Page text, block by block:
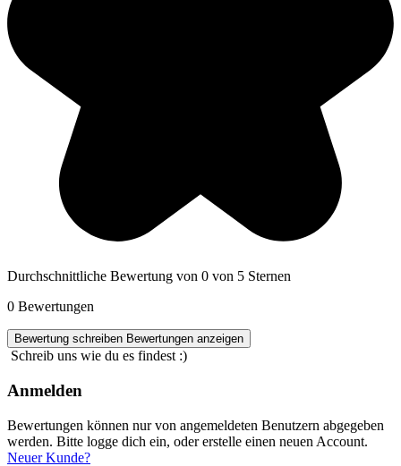
Durchschnittliche Bewertung von 0 von 5 Sternen
0 Bewertungen
Bewertung schreiben Bewertungen anzeigen
Schreib uns wie du es findest :)
Anmelden
Bewertungen können nur von angemeldeten Benutzern abgegeben
werden. Bitte logge dich ein, oder erstelle einen neuen Account.
Neuer Kunde?